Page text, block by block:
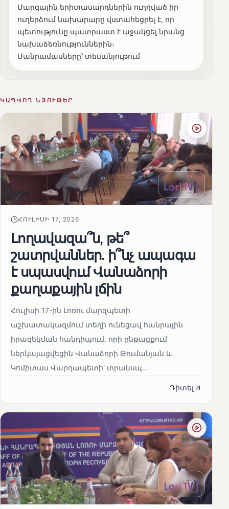
Մարզային երիտասարդներին ուղղված իր
ուղերձում նախարարը վստահեցրել է, որ
պետությունը պատրաստ է աջակցել նրանց
նախաձեռնություններին։
Մանրամասները՝ տեսանյութում
ԿԱՊՎՈՂ ՆՅՈՒԹԵՐ
ՀՈՒԼԻՍԻ 17, 2026
Լողավազա՞ն, թե՞
շատրվաններ. ի՞նչ ապագա
է սպասվում Վանաձորի
քաղաքային լճին
Հուլիսի 17-ին Լոռու մարզպետի
աշխատակազմում տեղի ունեցավ հանրային
իրազեկման հանդիպում, որի ընթացքում
ներկայացվեցին Վանաձորի Թումանյան և
Կոմիտաս Վարդապետի՝ տրանսպ...
Դիտել